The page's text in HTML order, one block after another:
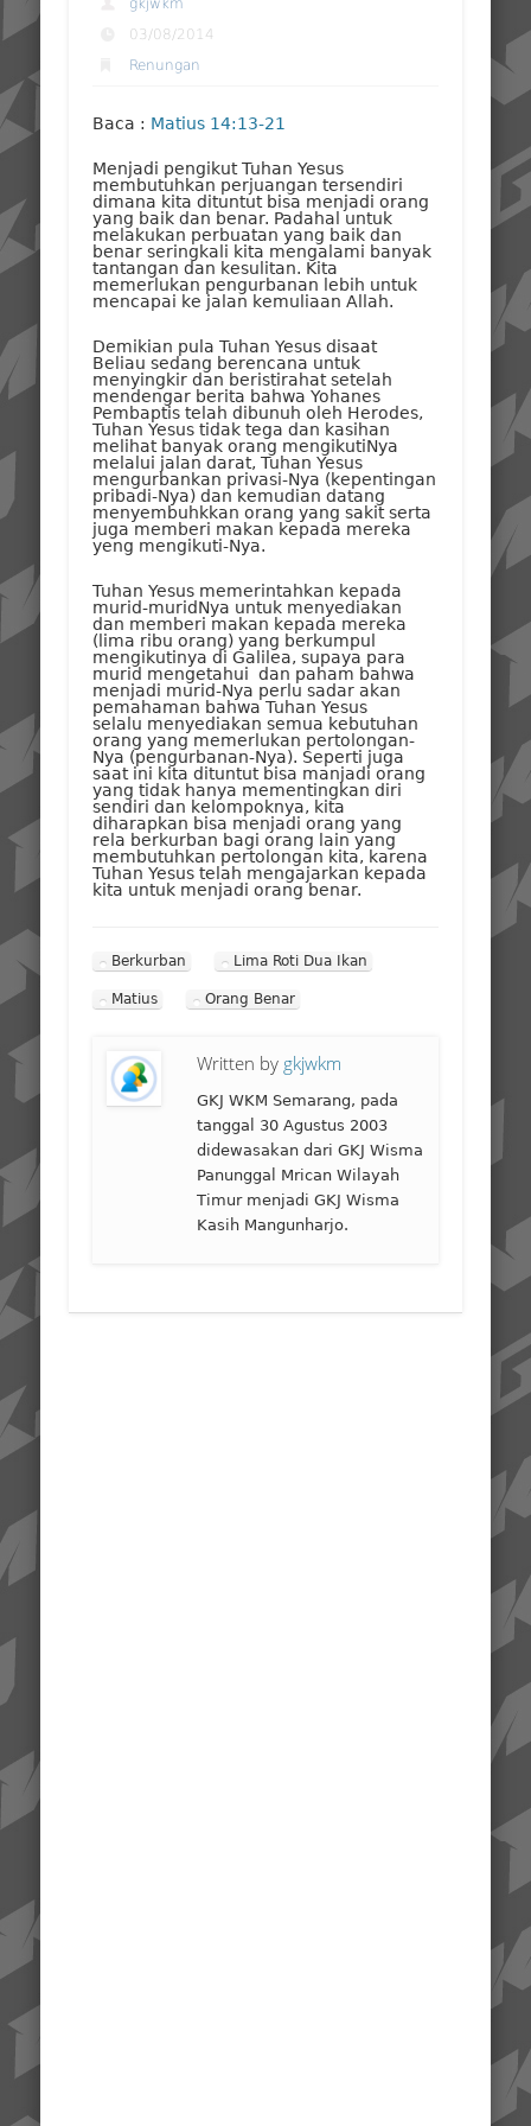
gkjwkm
03/08/2014
Renungan
Baca : Matius 14:13-21
Menjadi pengikut Tuhan Yesus
membutuhkan perjuangan tersendiri
dimana kita dituntut bisa menjadi orang
yang baik dan benar. Padahal untuk
melakukan perbuatan yang baik dan
benar seringkali kita mengalami banyak
tantangan dan kesulitan. Kita
memerlukan pengurbanan lebih untuk
mencapai ke jalan kemuliaan Allah.
Demikian pula Tuhan Yesus disaat
Beliau sedang berencana untuk
menyingkir dan beristirahat setelah
mendengar berita bahwa Yohanes
Pembaptis telah dibunuh oleh Herodes,
Tuhan Yesus tidak tega dan kasihan
melihat banyak orang mengikutiNya
melalui jalan darat, Tuhan Yesus
mengurbankan privasi-Nya (kepentingan
pribadi-Nya) dan kemudian datang
menyembuhkkan orang yang sakit serta
juga memberi makan kepada mereka
yeng mengikuti-Nya.
Tuhan Yesus memerintahkan kepada
murid-muridNya untuk menyediakan
dan memberi makan kepada mereka
(lima ribu orang) yang berkumpul
mengikutinya di Galilea, supaya para
murid mengetahui dan paham bahwa
menjadi murid-Nya perlu sadar akan
pemahaman bahwa Tuhan Yesus
selalu menyediakan semua kebutuhan
orang yang memerlukan pertolongan-
Nya (pengurbanan-Nya). Seperti juga
saat ini kita dituntut bisa manjadi orang
yang tidak hanya mementingkan diri
sendiri dan kelompoknya, kita
diharapkan bisa menjadi orang yang
rela berkurban bagi orang lain yang
membutuhkan pertolongan kita, karena
Tuhan Yesus telah mengajarkan kepada
kita untuk menjadi orang benar.
Berkurban Lima Roti Dua Ikan
Matius Orang Benar
Written by gkjwkm
GKJ WKM Semarang, pada
tanggal 30 Agustus 2003
didewasakan dari GKJ Wisma
Panunggal Mrican Wilayah
Timur menjadi GKJ Wisma
Kasih Mangunharjo.